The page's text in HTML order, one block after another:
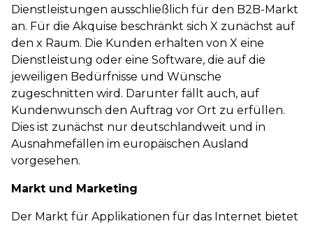
Dienstleistungen ausschließlich für den B2B-Markt
an. Für die Akquise beschränkt sich X zunächst auf
den x Raum. Die Kunden erhalten von X eine
Dienstleistung oder eine Software, die auf die
jeweiligen Bedürfnisse und Wünsche
zugeschnitten wird. Darunter fällt auch, auf
Kundenwunsch den Auftrag vor Ort zu erfüllen.
Dies ist zunächst nur deutschlandweit und in
Ausnahmefällen im europäischen Ausland
vorgesehen.
Markt und Marketing
Der Markt für Applikationen für das Internet bietet